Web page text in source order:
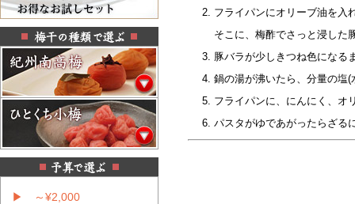
▶ ～¥2,000
フライパンにオリーブ油を入
そこに、梅酢でさっと浸した
豚バラが少しきつね色になる
鍋の湯が沸いたら、分量の塩
フライパンに、にんにく、オ
パスタがゆであがったらざる